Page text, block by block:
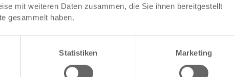
mit weiteren Daten zusammen, die Sie ihnen bereitgestellt
gesammelt haben.
Statistiken Marketing
Angebot anfordern
Technische Daten
565 x